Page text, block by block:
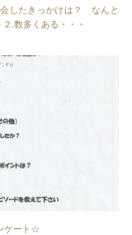
したきっかけは？ なんと
.数多くある・・・
ケート☆